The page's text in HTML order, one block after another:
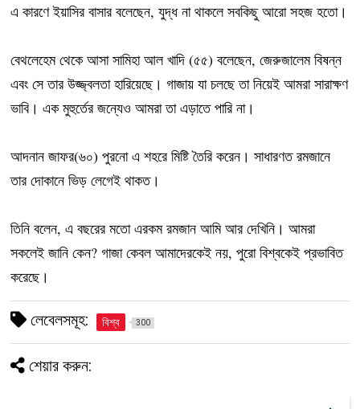
এ কারণে ইয়াসির বাসার বলেছেন, যুদ্ধ না থাকলে সবকিছু আরো সহজ হতো।
বেথলেহেম থেকে আসা সামিহা আল খাদি (৫৫) বলেছেন, জেরুজালেম বিষন্ন
এবং সে তার উজ্জ্বলতা হারিয়েছে। গাজায় যা চলছে তা নিয়েই আমরা সারাক্ষণ
ভাবি। এক মুহুর্তের জন্যেও আমরা তা এড়াতে পারি না।
আদনান জাফর(৬০) পুরনো এ শহরে মিষ্টি তৈরি করেন। সাধারণত রমজানে
তার দোকানে ভিড় লেগেই থাকত।
তিনি বলেন, এ বছরের মতো এরকম রমজান আমি আর দেখিনি। আমরা
সকলেই জানি কেন? গাজা কেবল আমাদেরকেই নয়, পুরো বিশ্বকেই প্রভাবিত
করেছে।
লেবেলসমূহ: বিশ্ব 300
শেয়ার করুন: